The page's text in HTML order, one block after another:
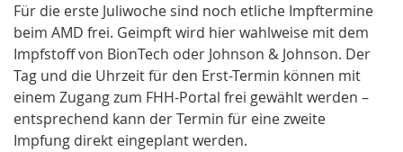
Für die erste Juliwoche sind noch etliche Impftermine
beim AMD frei. Geimpft wird hier wahlweise mit dem
Impfstoff von BionTech oder Johnson & Johnson. Der
Tag und die Uhrzeit für den Erst-Termin können mit
einem Zugang zum FHH-Portal frei gewählt werden –
entsprechend kann der Termin für eine zweite
Impfung direkt eingeplant werden.